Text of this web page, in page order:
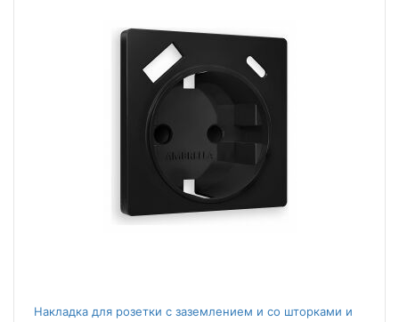
Накладка для розетки с заземлением и со шторками и